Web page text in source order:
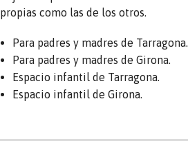
propias como las de los otros.
Para padres y madres de Tarragona.
Para padres y madres de Girona.
Espacio infantil de Tarragona.
Espacio infantil de Girona.